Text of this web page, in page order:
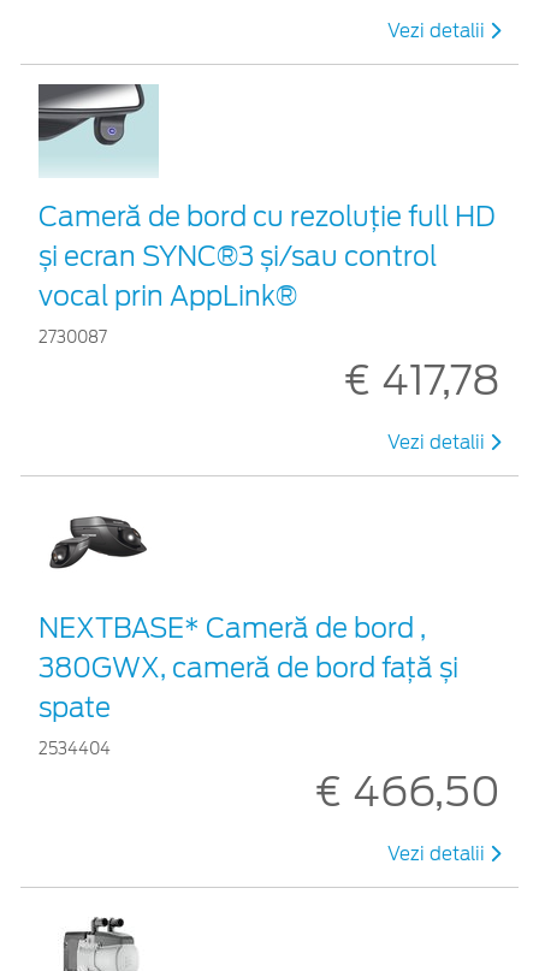
Vezi detalii
Cameră de bord cu rezoluție full HD
și ecran SYNC®3 și/sau control
vocal prin AppLink®
2730087
€ 417,78
Vezi detalii
NEXTBASE* Cameră de bord ,
380GWX, cameră de bord față și
spate
2534404
€ 466,50
Vezi detalii